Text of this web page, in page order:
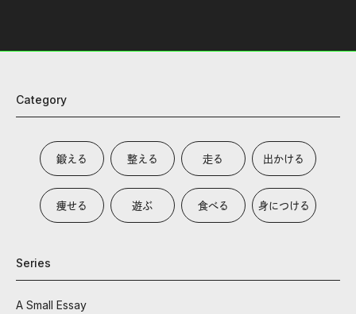
Category
鍛える 整える 走る 出かける
痩せる 遊ぶ 食べる 身につける
Series
A Small Essay